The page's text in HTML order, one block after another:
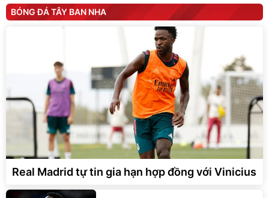
BÓNG ĐÁ TÂY BAN NHA
Real Madrid tự tin gia hạn hợp đồng với Vinicius